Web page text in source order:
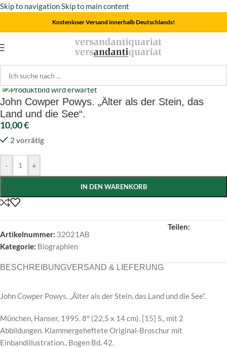
Skip to navigationSkip to main content
Kostenloser Versand innerhalb Deutschlands!
Start/Biographien
Click to enlarge
John Cowper Powys. „Älter als der Stein, das
Land und die See“.
10,00€
2 vorrätig
- +
IN DEN WARENKORB
Artikelnummer: 32021AB
Kategorie: Biographien
Teilen:
BESCHREIBUNGVERSAND & LIEFERUNG
John Cowper Powys. „Älter als der Stein, das Land und die See“.
München, Hanser, 1995. 8° (22,5 x 14 cm). [15] S., mit 2
Abbildungen. Klammergeheftete Original-Broschur mit
Einbandillustration.. Bogen Bd. 42.